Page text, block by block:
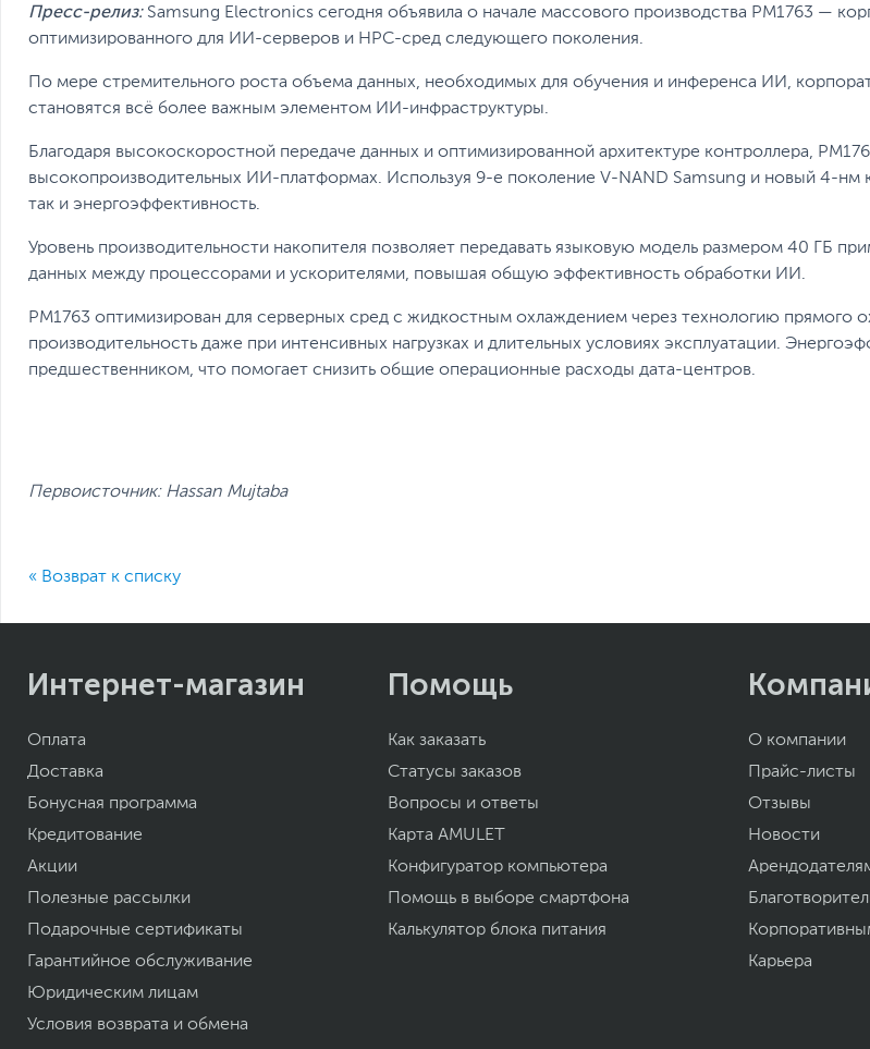
Пресс-релиз:Samsung Electronics сегодня объявила о начале массового производства PM1763 —
оптимизированного для ИИ-серверов и HPC-сред следующего поколения.
По мере стремительного роста объема данных, необходимых для обучения и инференса ИИ,
становятся всё более важным элементом ИИ-инфраструктуры.
Благодаря высокоскоростной передаче данных и оптимизированной архитектуре контроллера,
высокопроизводительных ИИ-платформах. Используя 9-е поколение V-NAND Samsung и новый 4-нм
так и энергоэффективность.
Уровень производительности накопителя позволяет передавать языковую модель размером 40 ГБ
данных между процессорами и ускорителями, повышая общую эффективность обработки ИИ.
PM1763 оптимизирован для серверных сред с жидкостным охлаждением через технологию прямого
производительность даже при интенсивных нагрузках и длительных условиях эксплуатации.
предшественником, что помогает снизить общие операционные расходы дата-центров.
Первоисточник: Hassan Mujtaba
« Возврат к списку
Интернет-магазин
Оплата
Доставка
Бонусная программа
Кредитование
Акции
Полезные рассылки
Подарочные сертификаты
Гарантийное обслуживание
Юридическим лицам
Условия возврата и обмена
Помощь
Как заказать
Статусы заказов
Вопросы и ответы
Карта AMULET
Конфигуратор компьютера
Помощь в выборе смартфона
Калькулятор блока питания
О компании
Прайс-листы
Отзывы
Новости
Карьера